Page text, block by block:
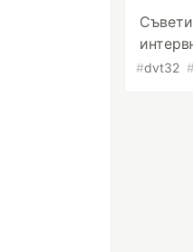
#dvt32 #